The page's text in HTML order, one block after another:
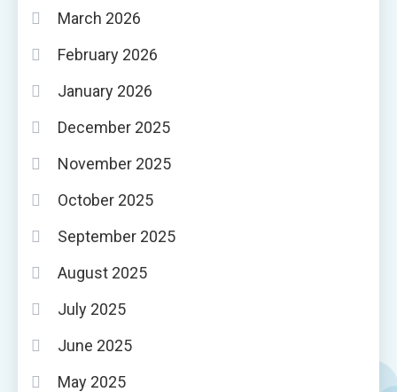
March 2026
February 2026
January 2026
December 2025
November 2025
October 2025
September 2025
August 2025
July 2025
June 2025
May 2025